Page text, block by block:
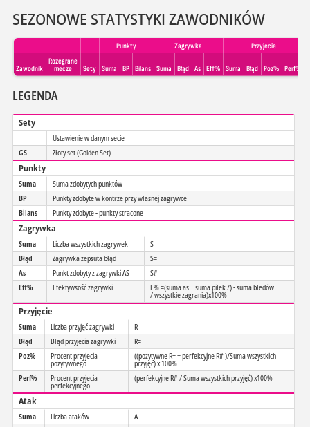
SEZONOWE STATYSTYKI ZAWODNIKÓW
Punkty Zagrywka Przyjecie
Zawodnik
Rozegrane
mecze
Sety Suma BP Bilans Suma Błąd As Eff% Suma Błąd Poz% Perf%
LEGENDA
Sety
Ustawienie w danym secie
GS
Złoty set (Golden Set)
Punkty
Suma
Suma zdobytych punktów
BP
Punkty zdobyte w kontrze przy własnej zagrywce
Bilans
Punkty zdobyte - punkty stracone
Zagrywka
Suma Liczba wszystkich zagrywek
S
Błąd
Zagrywka zepsuta błąd
S=
As
Punkt zdobyty z zagrywki AS
S#
Eff%
Efektywsość zagrywki E% =(suma as + suma piłek /) - suma błedów
/ wszystkie zagrania)x100%
Przyjęcie
Suma Liczba przyjęć zagrywki
R
Błąd
Błąd przyjecia zagrywki
R=
Poz%
Procent przyjecia
pozytywnego
((pozytywne R+ + perfekcyjne R# )/Suma wszystkich
przyjęć) x 100%
Perf%
Procent przyjecia
perfekcyjnego
(perfekcyjne R# / Suma wszystkich przyjęć) x100%
Atak
Suma Liczba ataków
A